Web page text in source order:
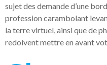
sujet des demande d’une
profession carambolant
la terre virtuel, ainsi que de
redoivent mettre en avant